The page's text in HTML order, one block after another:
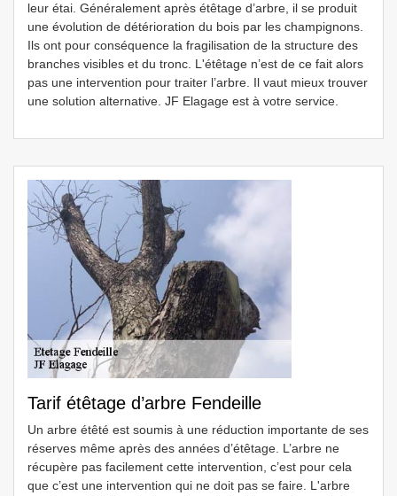
leur étai. Généralement après étêtage d’arbre, il se produit
une évolution de détérioration du bois par les champignons.
Ils ont pour conséquence la fragilisation de la structure des
branches visibles et du tronc. L'étêtage n’est de ce fait alors
pas une intervention pour traiter l’arbre. Il vaut mieux trouver
une solution alternative. JF Elagage est à votre service.
Tarif étêtage d’arbre Fendeille
Un arbre étêté est soumis à une réduction importante de ses
réserves même après des années d’étêtage. L’arbre ne
récupère pas facilement cette intervention, c’est pour cela
que c’est une intervention qui ne doit pas se faire. L'arbre